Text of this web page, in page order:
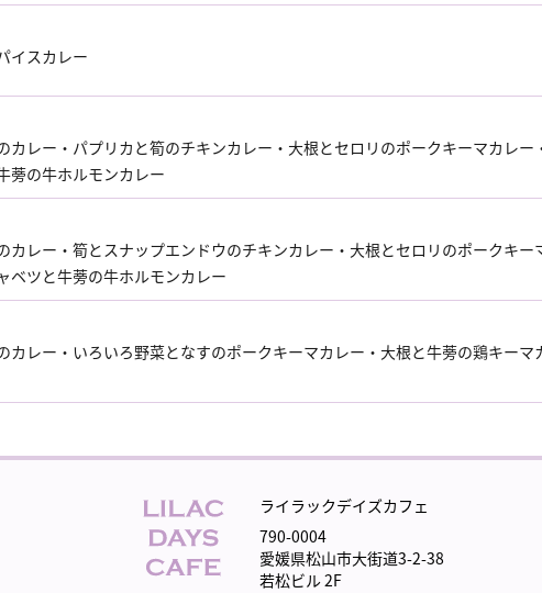
イスカレー
カレー・パプリカと筍のチキンカレー・大根とセロリのポークキーマカレ
蒡の牛ホルモンカレー
カレー・筍とスナップエンドウのチキンカレー・大根とセロリのポークキ
ベツと牛蒡の牛ホルモンカレー
カレー・いろいろ野菜となすのポークキーマカレー・大根と牛蒡の鶏キーマ
ライラックデイズカフェ
790-0004
愛媛県松山市大街道3-2-38
若松ビル 2F